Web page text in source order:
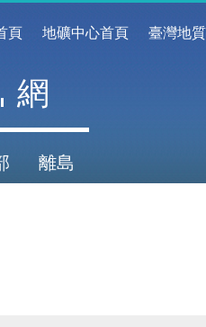
頁 地礦中心首頁 臺灣地
網
離島